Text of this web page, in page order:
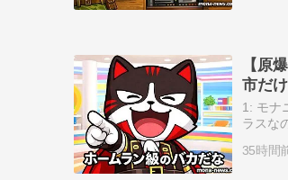
【原
市だ
1: モナ
ラスな
35時間